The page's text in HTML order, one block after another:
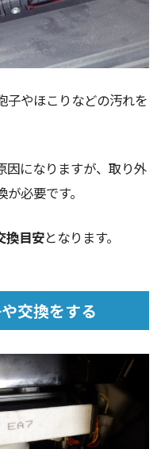
子やほこりなどの汚れを
因になりますが、取り外
必要です。
換目安となります。
交換をする